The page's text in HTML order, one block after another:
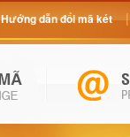
Hướng dẫn đổi mã két